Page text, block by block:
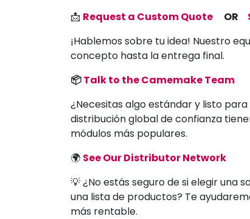
📩 Request a Custom Quote OR
¡Hablemos sobre tu idea! Nuestro
concepto hasta la entrega final.
📦Talk to the Camemake Team
¿Necesitas algo estándar y listo
distribución global de confianza
módulos más populares.
🌍 See Our Distributor Network
💡 ¿No estás seguro de si elegir una
una lista de productos? Te
más rentable.